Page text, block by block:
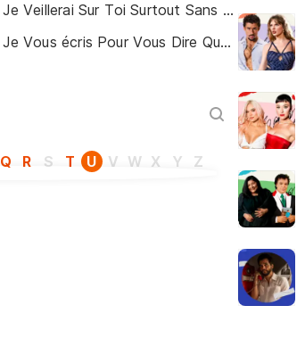
Je Veillerai Sur Toi Surtout Sans Que Jamais Tu Saches
Je Vous écris Pour Vous Dire Que Si L'on Souffre
Q R S T U V W X Y Z